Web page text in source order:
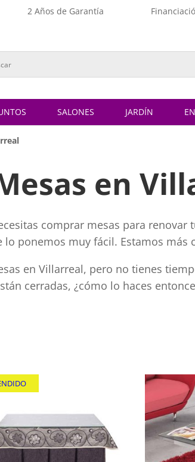
2 Años de Garantía
SALONES JARDÍN
en
comprar mesas para
ponemos muy fácil. Estamos más
en Villarreal, pero no tienes
cerradas, ¿cómo lo haces